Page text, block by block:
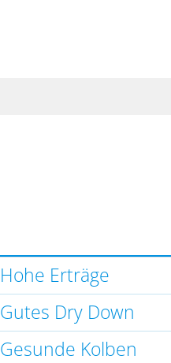
Hohe Erträge
Gutes Dry Down
Gesunde Kolben